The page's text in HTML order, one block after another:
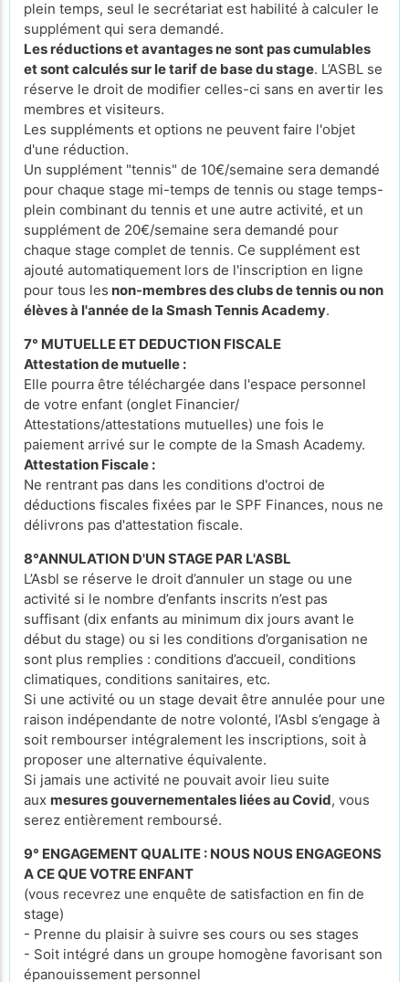
plein temps, seul le secrétariat est habilité à calculer le
supplément qui sera demandé.
Les réductions et avantages ne sont pas cumulables
et sont calculés sur le tarif de base du stage. L’ASBL se
réserve le droit de modifier celles-ci sans en avertir les
membres et visiteurs.
Les suppléments et options ne peuvent faire l'objet
d'une réduction.
Un supplément "tennis" de 10€/semaine sera demandé
pour chaque stage mi-temps de tennis ou stage temps-
plein combinant du tennis et une autre activité, et un
supplément de 20€/semaine sera demandé pour
chaque stage complet de tennis. Ce supplément est
ajouté automatiquement lors de l'inscription en ligne
pour tous les non-membres des clubs de tennis ou non
élèves à l'année de la Smash Tennis Academy.
7° MUTUELLE ET DEDUCTION FISCALE
Attestation de mutuelle :
Elle pourra être téléchargée dans l'espace personnel
de votre enfant (onglet Financier/
Attestations/attestations mutuelles) une fois le
paiement arrivé sur le compte de la Smash Academy.
Attestation Fiscale :
Ne rentrant pas dans les conditions d'octroi de
déductions fiscales fixées par le SPF Finances, nous ne
délivrons pas d'attestation fiscale.
8°ANNULATION D'UN STAGE PAR L'ASBL
L’Asbl se réserve le droit d’annuler un stage ou une
activité si le nombre d’enfants inscrits n’est pas
suffisant (dix enfants au minimum dix jours avant le
début du stage) ou si les conditions d’organisation ne
sont plus remplies : conditions d’accueil, conditions
climatiques, conditions sanitaires, etc.
Si une activité ou un stage devait être annulée pour une
raison indépendante de notre volonté, l’Asbl s’engage à
soit rembourser intégralement les inscriptions, soit à
proposer une alternative équivalente.
Si jamais une activité ne pouvait avoir lieu suite
aux mesures gouvernementales liées au Covid, vous
serez entièrement remboursé.
9° ENGAGEMENT QUALITE : NOUS NOUS ENGAGEONS
A CE QUE VOTRE ENFANT
(vous recevrez une enquête de satisfaction en fin de
stage)
- Prenne du plaisir à suivre ses cours ou ses stages
- Soit intégré dans un groupe homogène favorisant son
épanouissement personnel